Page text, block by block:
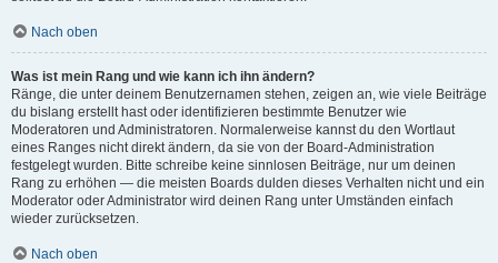
Nach oben
Was ist mein Rang und wie kann ich ihn ändern?
Ränge, die unter deinem Benutzernamen stehen, zeigen an, wie viele Beiträge
du bislang erstellt hast oder identifizieren bestimmte Benutzer wie
Moderatoren und Administratoren. Normalerweise kannst du den Wortlaut
eines Ranges nicht direkt ändern, da sie von der Board-Administration
festgelegt wurden. Bitte schreibe keine sinnlosen Beiträge, nur um deinen
Rang zu erhöhen — die meisten Boards dulden dieses Verhalten nicht und ein
Moderator oder Administrator wird deinen Rang unter Umständen einfach
wieder zurücksetzen.
Nach oben